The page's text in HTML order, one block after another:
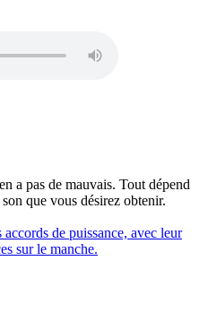
a pas de mauvais. Tout dépend
que vous désirez obtenir.
de puissance, avec leur
sur le manche.